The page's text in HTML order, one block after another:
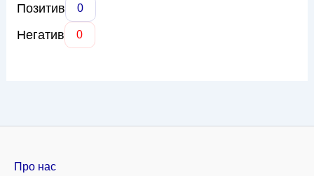
Позитив 0
Негатив 0
Про нас